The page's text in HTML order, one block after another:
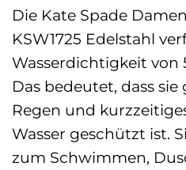
Die Kate Spade
KSW1725 Edelstahl
Wasserdichtigkeit von
Das bedeutet, dass
Regen und
Wasser geschützt ist.
zum Schwimmen,